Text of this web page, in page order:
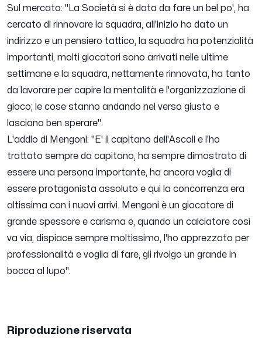
Sul mercato: "La Società si è data da fare un bel po', ha
cercato di rinnovare la squadra, all'inizio ho dato un
indirizzo e un pensiero tattico, la squadra ha potenzialità
importanti, molti giocatori sono arrivati nelle ultime
settimane e la squadra, nettamente rinnovata, ha tanto
da lavorare per capire la mentalità e l'organizzazione di
gioco; le cose stanno andando nel verso giusto e
lasciano ben sperare".
L'addio di Mengoni: "E' il capitano dell'Ascoli e l'ho
trattato sempre da capitano, ha sempre dimostrato di
essere una persona importante, ha ancora voglia di
essere protagonista assoluto e qui la concorrenza era
altissima con i nuovi arrivi. Mengoni è un giocatore di
grande spessore e carisma e, quando un calciatore così
va via, dispiace sempre moltissimo, l'ho apprezzato per
professionalità e voglia di fare, gli rivolgo un grande in
bocca al lupo".
Riproduzione riservata